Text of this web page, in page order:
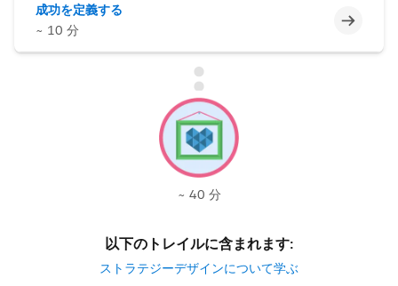
成功を定義する
~ 10 分
未完了
~ 40 分
以下のトレイルに含まれます:
ストラテジーデザインについて学ぶ